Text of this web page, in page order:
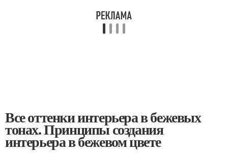
Все оттенки интерьера в бежевых
тонах. Принципы создания
интерьера в бежевом цвете